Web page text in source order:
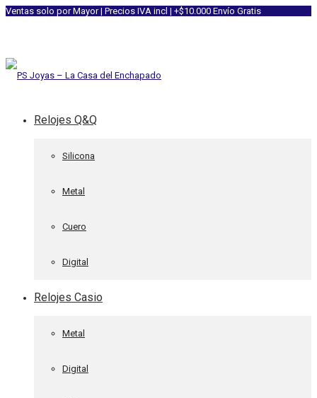
Ventas solo por Mayor | Precios IVA incl | +$10.000 Envío Gratis
Relojes Q&Q
Silicona
Metal
Cuero
Digital
Relojes Casio
Metal
Digital